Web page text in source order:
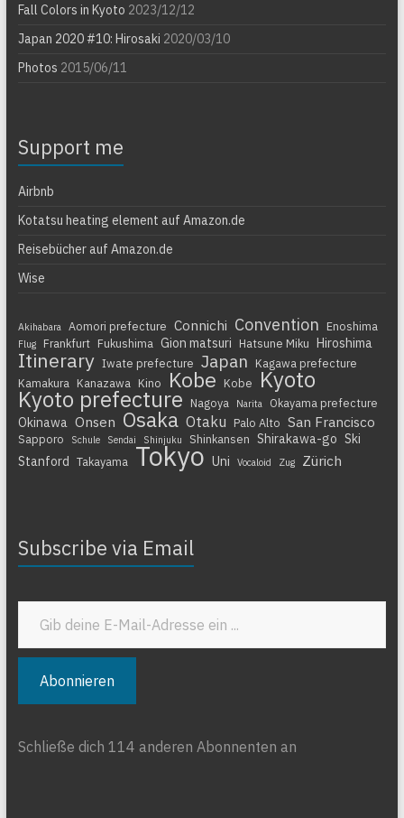
Fall Colors in Kyoto 2023/12/12
Japan 2020 #10: Hirosaki 2020/03/10
Photos 2015/06/11
Support me
Airbnb
Kotatsu heating element auf Amazon.de
Reisebücher auf Amazon.de
Wise
Akihabara Aomori prefecture Connichi Convention Enoshima
Flug Frankfurt Fukushima Gion matsuri Hatsune Miku Hiroshima
Itinerary Iwate prefecture Japan
Kagawa prefecture
Kamakura
Kanazawa Kino Kobe Kobe Kyoto
Kyoto prefecture Nagoya Narita Okayama prefecture
Okinawa Onsen Osaka Otaku Palo Alto San Francisco
Sapporo Schule Sendai Shinjuku Shinkansen Shirakawa-go Ski
Stanford Takayama Tokyo Uni Vocaloid Zug Zürich
Subscribe via Email
Gib deine E-Mail-Adresse ein ...
Abonnieren
Schließe dich 114 anderen Abonnenten an